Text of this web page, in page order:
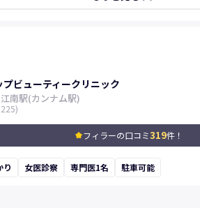
プビューティークリニック
江南駅(カンナム駅)
)
kid_starフィラーの口コミ319件！
り 女医診察 専門医1名 駐車可能